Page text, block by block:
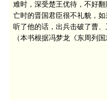
难时，深受楚王优待，不好
亡时的晋国君臣很不礼貌，
听了他的话，出兵击破了曹
（本书根据冯梦龙《东周列